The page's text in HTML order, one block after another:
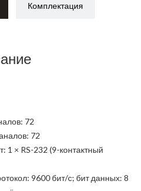
Комплектация
72
72
1 × RS-232 (9-контактный
9600 бит/с; бит данных: 8